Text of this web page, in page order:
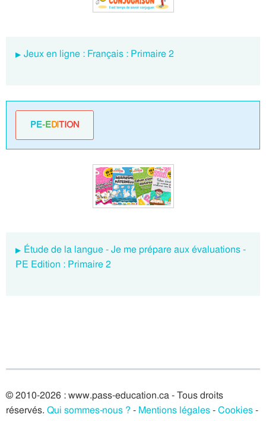
Jeux en ligne : Français : Primaire 2
PE-EDITION
Étude de la langue - Je me prépare aux évaluations -
PE Edition : Primaire 2
© 2010-2026 : www.pass-education.ca - Tous droits
réservés. Qui sommes-nous ? - Mentions légales-Cookies-